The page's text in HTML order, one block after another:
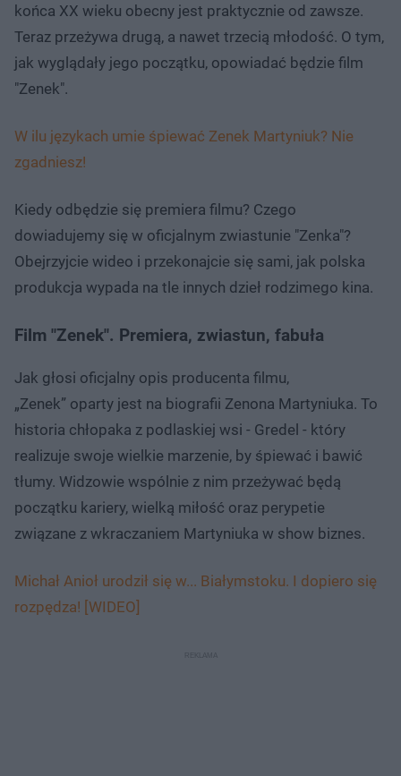
końca XX wieku obecny jest praktycznie od zawsze.
Teraz przeżywa drugą, a nawet trzecią młodość. O tym,
jak wyglądały jego początku, opowiadać będzie film
"Zenek".
W ilu językach umie śpiewać Zenek Martyniuk? Nie
zgadniesz!
Kiedy odbędzie się premiera filmu? Czego
dowiadujemy się w oficjalnym zwiastunie "Zenka"?
Obejrzyjcie wideo i przekonajcie się sami, jak polska
produkcja wypada na tle innych dzieł rodzimego kina.
Film "Zenek". Premiera, zwiastun, fabuła
Jak głosi oficjalny opis producenta filmu,
„Zenek” oparty jest na biografii Zenona Martyniuka. To
historia chłopaka z podlaskiej wsi - Gredel - który
realizuje swoje wielkie marzenie, by śpiewać i bawić
tłumy. Widzowie wspólnie z nim przeżywać będą
początku kariery, wielką miłość oraz perypetie
związane z wkraczaniem Martyniuka w show biznes.
Michał Anioł urodził się w... Białymstoku. I dopiero się
rozpędza! [WIDEO]